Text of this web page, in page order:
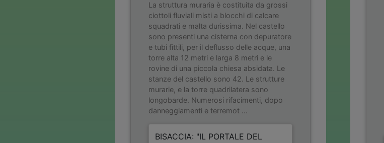
La struttura muraria è costituita da grossi
ciottoli fluviali misti a blocchi di calcare
squadrati e malta durissima. Nel castello
sono presenti una cisterna con depuratore
e tubi fittili, per il deflusso delle acque, una
torre alta 12 metri e larga 8 metri e le
rovine di una piccola chiesa absidata. Le
stanze del castello sono 42. Le strutture
murarie, e la torre quadrilatera sono
longobarde. Numerosi rifacimenti, dopo
danneggiamenti e terremot ...
BISACCIA: "IL PORTALE DEL